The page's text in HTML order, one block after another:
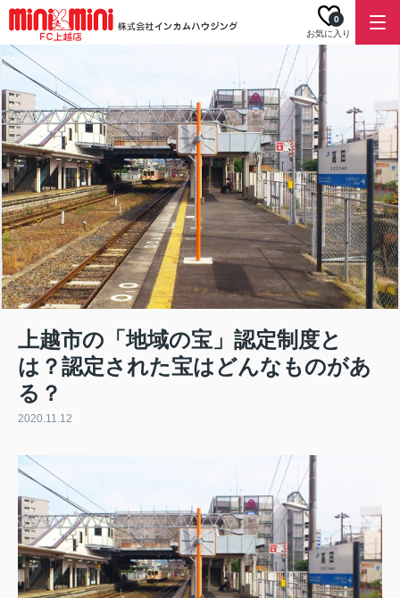
お気に入り
0
上越市の「地域の宝」認定制度と
は？認定された宝はどんなものがあ
る？
2020.11.12